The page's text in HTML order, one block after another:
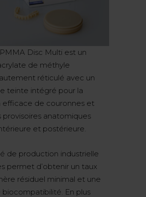
Disc Multi est un
de méthyle
réticulé avec un
teinte intégré pour la
efficace de couronnes et
provisoires anatomiques
et postérieure.
de production industrielle
permet d’obtenir un taux
résiduel minimal et une
En plus